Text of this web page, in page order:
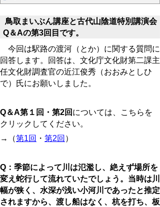
鳥取まいぶん講座と古代山陰道特別講演会
Q＆Aの第3回目です。
今回は駅路の渡河（とか）に関する質問に
回答します。回答は、文化庁文化財第二課主
任文化財調査官の近江俊秀（おおみとしひ
で）氏にお願いしました。
Q＆A第１回・第2回 については、こちらを
クリックしてください。
→（第1回 ・ 第2回 ）
Q：季節によって川は氾濫し、絶えず場所を
変え蛇行して流れていたでしょう。当時は川
幅が狭く、 水深が浅い小河川であったと推定
されますから、渡し船はなく、杭を打ち、板